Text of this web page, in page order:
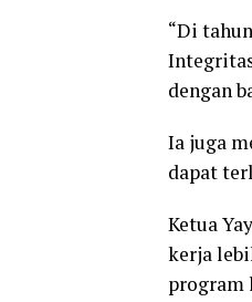
“Di
dengan
Ia juga
dapat
Ketua
kerja
program